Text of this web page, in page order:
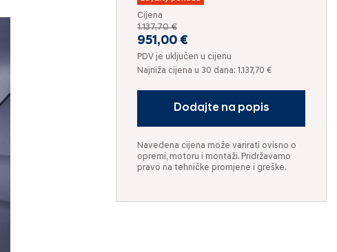
Cijena
1.137,70 €
951,00 €
PDV je uključen u cijenu
Najniža cijena u 30 dana: 1.137,70 €
Dodajte na popis
Navedena cijena može varirati ovisno o
opremi, motoru i montaži. Pridržavamo
pravo na tehničke promjene i greške.